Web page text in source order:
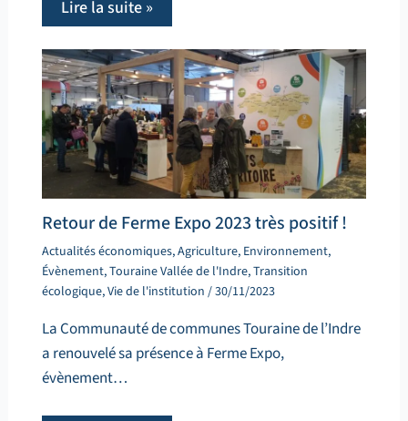
Lire la suite »
Retour de Ferme Expo 2023 très positif !
Actualités économiques,Agriculture, Environnement,
Évènement,Touraine Vallée de l'Indre,Transition
écologique,Vie de l'institution /30/11/2023
La Communauté de communes Touraine de l’Indre
a renouvelé sa présence à Ferme Expo,
évènement…